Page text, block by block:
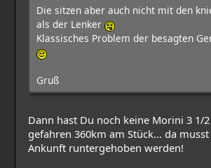
Die sitzen aber auch nicht mit den
als der Lenker
Klassisches Problem der besagten
Gruß
Dann hast Du noch keine Morini 3 1/
gefahren 360km am Stück... da
Ankunft runtergehoben werden!